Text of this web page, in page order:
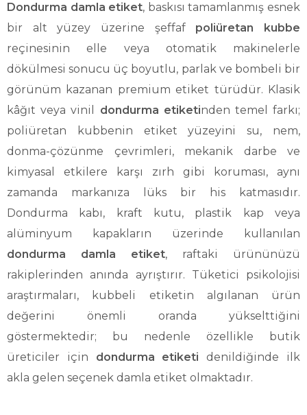
Dondurma damla etiket, baskısı tamamlanmış esnek
bir alt yüzey üzerine şeffaf poliüretan kubbe
reçinesinin elle veya otomatik makinelerle
dökülmesi sonucu üç boyutlu, parlak ve bombeli bir
görünüm kazanan premium etiket türüdür. Klasik
kâğıt veya vinil dondurma etiketinden temel farkı;
poliüretan kubbenin etiket yüzeyini su, nem,
donma-çözünme çevrimleri, mekanik darbe ve
kimyasal etkilere karşı zırh gibi koruması, aynı
zamanda markanıza lüks bir his katmasıdır.
Dondurma kabı, kraft kutu, plastik kap veya
alüminyum kapakların üzerinde kullanılan
dondurma damla etiket, raftaki ürününüzü
rakiplerinden anında ayrıştırır. Tüketici psikolojisi
araştırmaları, kubbeli etiketin algılanan ürün
değerini önemli oranda yükselttiğini
göstermektedir; bu nedenle özellikle butik
üreticiler için dondurma etiketi denildiğinde ilk
akla gelen seçenek damla etiket olmaktadır.